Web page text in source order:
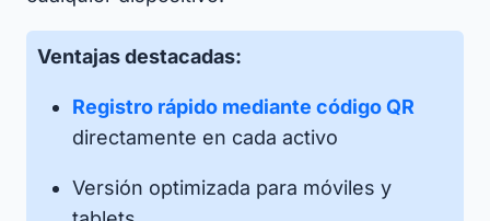
Ventajas destacadas:
Registro rápido mediante código QR
directamente en cada activo
Versión optimizada para móviles y